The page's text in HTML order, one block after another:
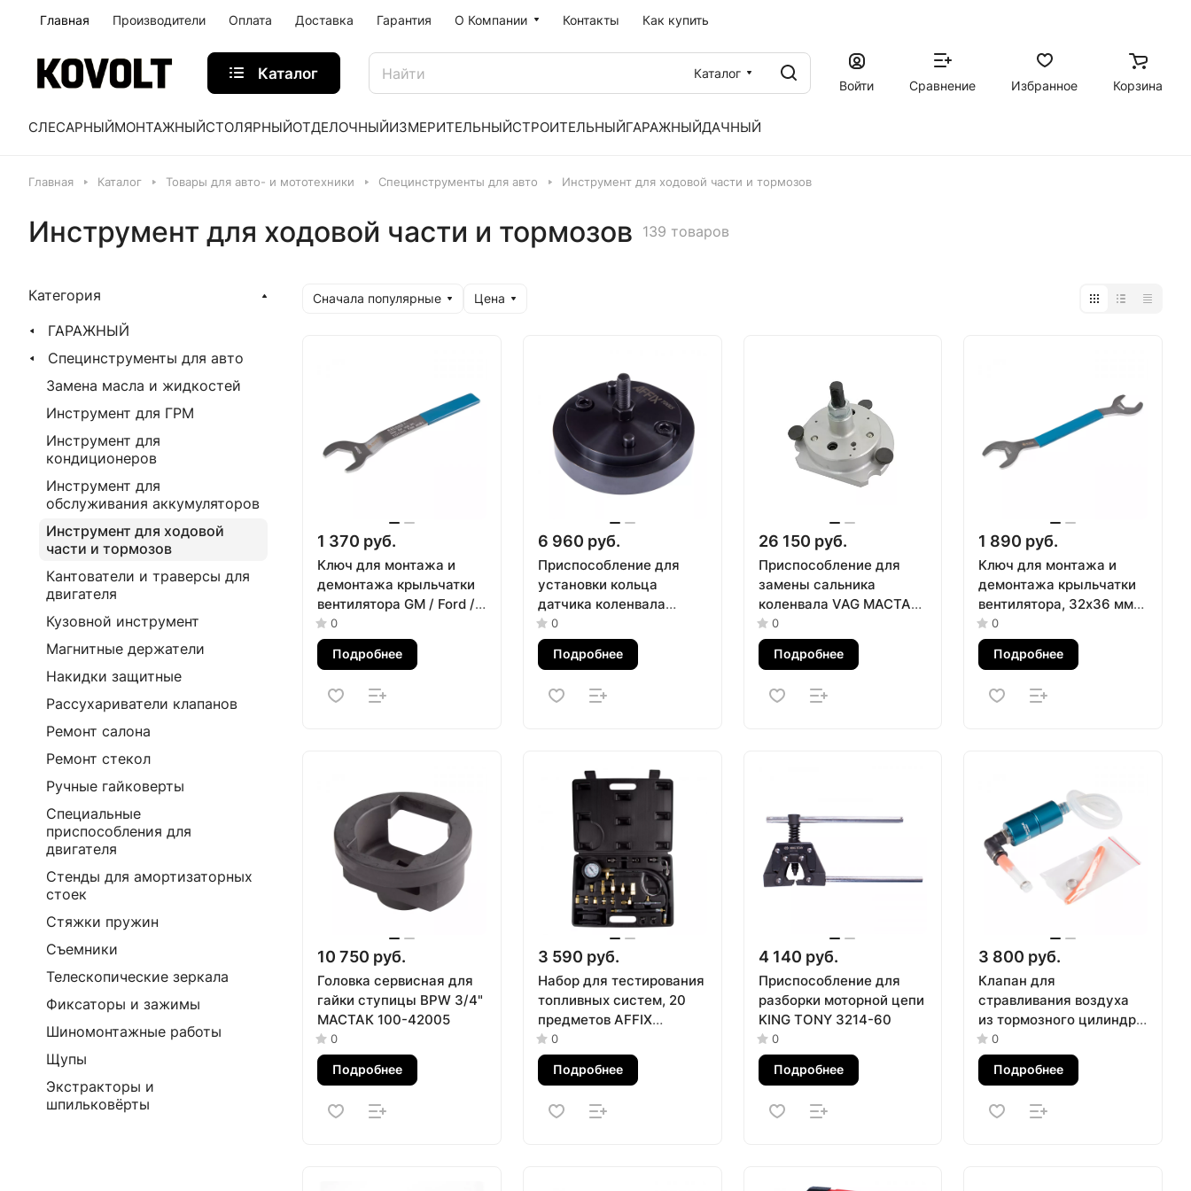
Главная Производители Оплата Доставка Гарантия О Компании Контакты Как купить
Каталог
Каталог
Войти
Сравнение Избранное Корзина
СЛЕСАРНЫЙМОНТАЖНЫЙСТОЛЯРНЫЙОТДЕЛОЧНЫЙИЗМЕРИТЕЛЬНЫЙСТРОИТЕЛЬНЫЙГАРАЖНЫЙДАЧНЫЙ
Главная Каталог Товары для авто- и мототехники Специнструменты для авто Инструмент для ходовой части и тормозов
Инструмент для ходовой части и тормозов 139 товаров
Сначала популярные Цена
1 370 руб.
Ключ для монтажа и
демонтажа крыльчатки
вентилятора GM / Ford /
Opel, 36 мм МАСТАК
103-20011
0
Подробнее
6 960 руб.
Приспособление для
установки кольца
датчика коленвала
Jaguar / Land Rover
AFFIX AF10380002
0
Подробнее
26 150 руб.
Приспособление для
замены сальника
коленвала VAG МАСТАК
103-22001
0
Подробнее
1 890 руб.
Ключ для монтажа и
демонтажа крыльчатки
вентилятора, 32х36 мм
МАСТАК 103-20010
0
Подробнее
10 750 руб.
Головка сервисная для
гайки ступицы BPW 3/4"
МАСТАК 100-42005
0
Подробнее
3 590 руб.
Набор для тестирования
топливных систем, 20
предметов AFFIX
AF12000020C
0
Подробнее
4 140 руб.
Приспособление для
разборки моторной цепи
KING TONY 3214-60
0
Подробнее
3 800 руб.
Клапан для
стравливания воздуха
из тормозного цилиндра
МАСТАК 102-40001
0
Подробнее
Категория
ГАРАЖНЫЙ
Специнструменты для авто
Замена масла и жидкостей
Инструмент для ГРМ
Инструмент для
кондиционеров
Инструмент для
обслуживания аккумуляторов
Инструмент для ходовой
части и тормозов
Кантователи и траверсы для
двигателя
Кузовной инструмент
Магнитные держатели
Накидки защитные
Рассухариватели клапанов
Ремонт салона
Ремонт стекол
Ручные гайковерты
Специальные
приспособления для
двигателя
Стенды для амортизаторных
стоек
Стяжки пружин
Съемники
Телескопические зеркала
Фиксаторы и зажимы
Шиномонтажные работы
Щупы
Экстракторы и
шпильковёрты